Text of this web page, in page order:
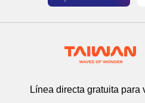
Línea directa gratuita para